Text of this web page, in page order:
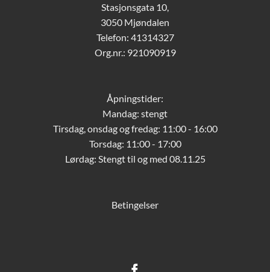
Stasjonsgata 10,
3050 Mjøndalen
Telefon: 41314327
Org.nr.: 921090919
Åpningstider:
Mandag: stengt
Tirsdag, onsdag og fredag: 11:00 - 16:00
Torsdag: 11:00 - 17:00
Lørdag: Stengt til og med 08.11.25
Betingelser